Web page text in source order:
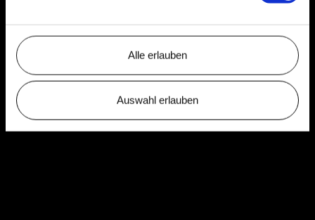
Alle erlauben
Auswahl erlauben